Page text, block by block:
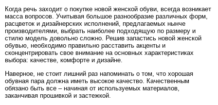
Когда речь заходит о покупке новой женской обуви, всегда возникает
масса вопросов. Учитывая большое разнообразие различных форм,
расцветок и дизайнерских исполнений, предлагаемых нынче
производителями, выбрать наиболее подходящую по размеру и
стилю модель довольно сложно. Решив запастись новой женской
обувью, необходимо правильно расставить акценты и
сконцентрировать свое внимание на основных характеристиках
выбора: качестве, комфорте и дизайне.
Наверное, не стоит лишний раз напоминать о том, что хорошая
обувная пара должна иметь высокое качество. Качественным
обязано быть все – начиная от используемых материалов,
заканчивая прошивкой и застежкой.